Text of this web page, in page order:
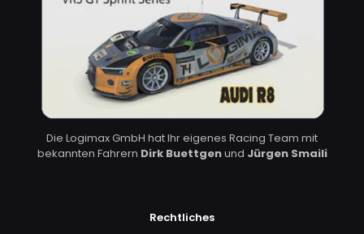
Die Logimax GmbH hat Ihr eigenes Racing Team mit
bekannten Fahrern Dirk Buettgenund Jürgen Smaili
Rechtliches